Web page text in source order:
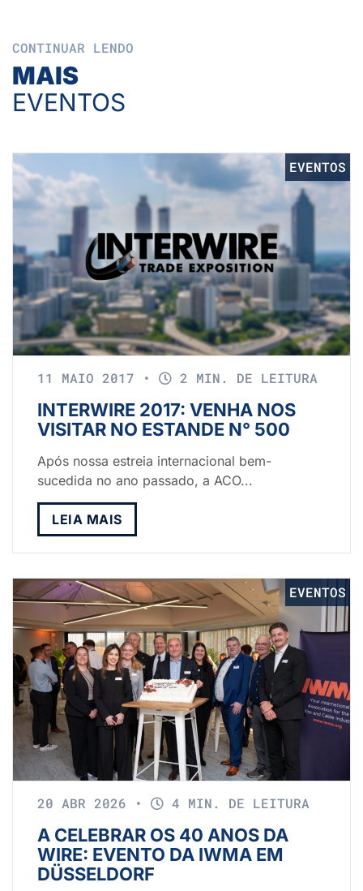
CONTINUAR LENDO
MAIS
EVENTOS
EVENTOS
11 MAIO 2017 • 2 MIN. DE LEITURA
INTERWIRE 2017: VENHA NOS
VISITAR NO ESTANDE N° 500
Após nossa estreia internacional bem-
sucedida no ano passado, a ACO...
LEIA MAIS
EVENTOS
20 ABR 2026 • 4 MIN. DE LEITURA
A CELEBRAR OS 40 ANOS DA
WIRE: EVENTO DA IWMA EM
DÜSSELDORF